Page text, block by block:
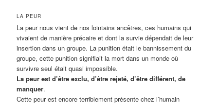
LA PEUR
La peur nous vient de nos lointains ancêtres, ces humains qui
vivaient de manière précaire et dont la survie dépendait de leur
insertion dans un groupe. La punition était le bannissement du
groupe, cette punition signifiait la mort dans un monde où
survivre seul était quasi impossible.
La peur est d’être exclu, d’être rejeté, d’être différent, de
manquer.
Cette peur est encore terriblement présente chez l’humain